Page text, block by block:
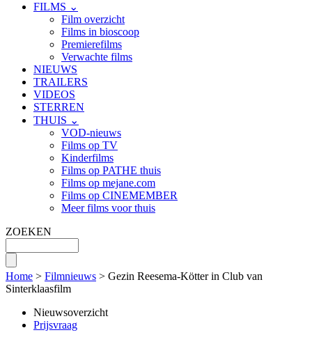
FILMS ⌄
Film overzicht
Films in bioscoop
Premierefilms
Verwachte films
NIEUWS
TRAILERS
VIDEOS
STERREN
THUIS ⌄
VOD-nieuws
Films op TV
Kinderfilms
Films op PATHE thuis
Films op mejane.com
Films op CINEMEMBER
Meer films voor thuis
ZOEKEN
Home > Filmnieuws > Gezin Reesema-Kötter in Club van
Sinterklaasfilm
Nieuwsoverzicht
Prijsvraag